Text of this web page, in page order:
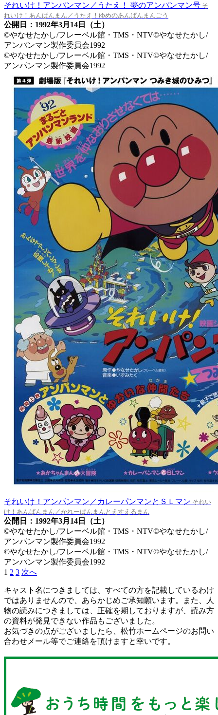
それいけ！アンパンマン／うたえ！ 夢のアンパンマン号 そ
れいけ！あんぱんまん／うたえ！ゆめのあんぱんまんごう
公開日：1992年3月14日（土）
©やなせたかし/フレーベル館・TMS・NTV©やなせたかし/
アンパンマン製作委員会1992
©やなせたかし/フレーベル館・TMS・NTV©やなせたかし/
アンパンマン製作委員会1992
それいけ！アンパンマン／カレーパンマンとＳＬマン それい
け！あんぱんまん／かれーぱんまんとえすえるまん
公開日：1992年3月14日（土）
©やなせたかし/フレーベル館・TMS・NTV©やなせたかし/
アンパンマン製作委員会1992
©やなせたかし/フレーベル館・TMS・NTV©やなせたかし/
アンパンマン製作委員会1992
1 2 3 次へ
キャスト名につきましては、すべての方を記載しているわけ
ではありませんので、あらかじめご承知願います。また、人
物の読みにつきましては、正確を期しておりますが、読み方
の資料が発見できない作品もございました。
お気づきの点がございましたら、松竹ホームページのお問い
合わせメール等でご連絡を頂けますと幸いです。